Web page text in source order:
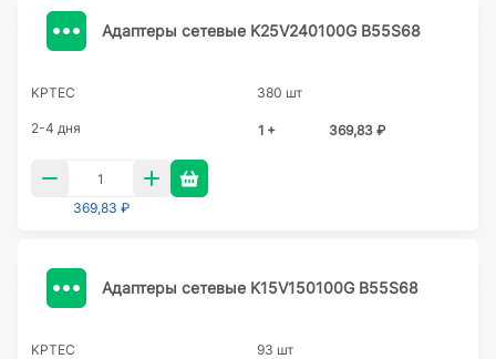
Адаптеры сетевые K25V240100G B55S68
KPTEC 380 шт
2-4 дня 1 + 369,83 ₽
369,83 ₽
Адаптеры сетевые K15V150100G B55S68
KPTEC 93 шт